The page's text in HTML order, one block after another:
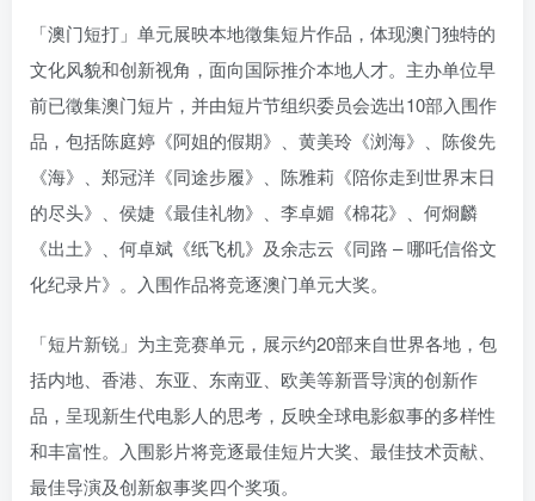
「澳门短打」单元展映本地徵集短片作品，体现澳门独特的
文化风貌和创新视角，面向国际推介本地人才。主办单位早
前已徵集澳门短片，并由短片节组织委员会选出10部入围作
品，包括陈庭婷《阿姐的假期》、黄美玲《浏海》、陈俊先
《海》、郑冠洋《同途步履》、陈雅莉《陪你走到世界末日
的尽头》、侯婕《最佳礼物》、李卓媚《棉花》、何烱麟
《出土》、何卓斌《纸飞机》及余志云《同路 – 哪吒信俗文
化纪录片》。入围作品将竞逐澳门单元大奖。
「短片新锐」为主竞赛单元，展示约20部来自世界各地，包
括内地、香港、东亚、东南亚、欧美等新晋导演的创新作
品，呈现新生代电影人的思考，反映全球电影叙事的多样性
和丰富性。入围影片将竞逐最佳短片大奖、最佳技术贡献、
最佳导演及创新叙事奖四个奖项。